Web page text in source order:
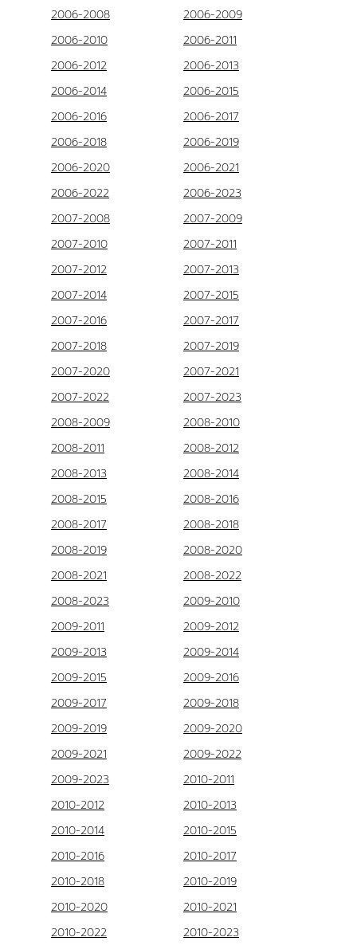
2006-2008
2006-2009
2006-2010
2006-2011
2006-2012
2006-2013
2006-2014
2006-2015
2006-2016
2006-2017
2006-2018
2006-2019
2006-2020
2006-2021
2006-2022
2006-2023
2007-2008
2007-2009
2007-2010
2007-2011
2007-2012
2007-2013
2007-2014
2007-2015
2007-2016
2007-2017
2007-2018
2007-2019
2007-2020
2007-2021
2007-2022
2007-2023
2008-2009
2008-2010
2008-2011
2008-2012
2008-2013
2008-2014
2008-2015
2008-2016
2008-2017
2008-2018
2008-2019
2008-2020
2008-2021
2008-2022
2008-2023
2009-2010
2009-2011
2009-2012
2009-2013
2009-2014
2009-2015
2009-2016
2009-2017
2009-2018
2009-2019
2009-2020
2009-2021
2009-2022
2009-2023
2010-2011
2010-2012
2010-2013
2010-2014
2010-2015
2010-2016
2010-2017
2010-2018
2010-2019
2010-2020
2010-2021
2010-2022
2010-2023